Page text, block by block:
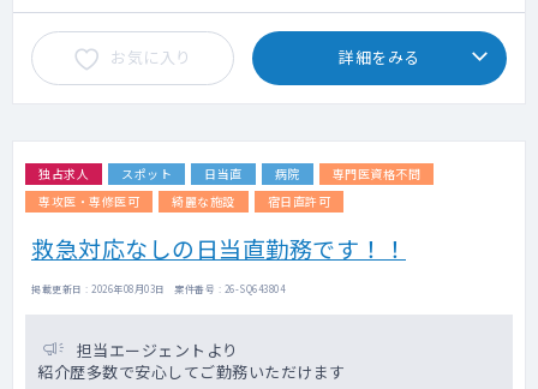
お気に入り 詳細をみる
独占求人 スポット 日当直 病院
専門医資格不問
専攻医・専修医可
綺麗な施設 宿日直許可
救急対応なしの日当直勤務です！！
掲載更新日 : 2026年08月03日 案件番号 : 26-SQ643804
担当エージェントより
紹介歴多数で安心してご勤務いただけます